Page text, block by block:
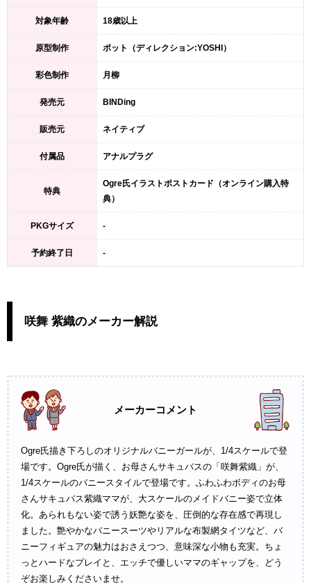
対象年齢 18歳以上
原型制作 ポット（ディレクション:YOSHI）
彩色制作 月柳
発売元 BINDing
販売元 ネイティブ
付属品 アナルプラグ
特典
Ogre氏イラストポストカード（オンライン購入特
典）
PKGサイズ -
予約終了日 -
咲舞 紫織のメーカー解説
メーカーコメント
Ogre氏描き下ろしのオリジナルバニーガールが、1/4スケールで登
場です。Ogre氏が描く、お母さんサキュバスの「咲舞紫織」が、
1/4スケールのバニースタイルで登場です。ふわふわボディのお母
さんサキュバス紫織ママが、大スケールのメイドバニー姿で立体
化。あられもない姿で誘う妖艶な姿を、圧倒的な存在感で再現し
ました。艶やかなバニースーツやリアルな布製網タイツなど、バ
ニーフィギュアの魅力はおさえつつ、意味深な小物も充実。ちょ
っとハードなプレイと、エッチで優しいママのギャップを、どう
ぞお楽しみくださいませ。